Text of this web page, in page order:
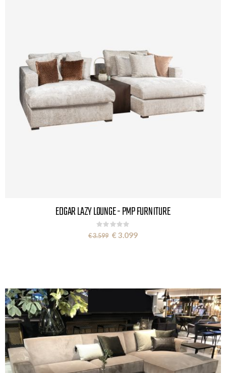
EDGAR LAZY LOUNGE - PMP FURNITURE
Rating:
0%
€ 3.599 Special
Price
€ 3.099